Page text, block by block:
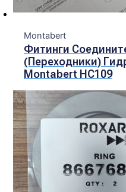
Montabert
Фитинги
(переходники)
Montabert HC109